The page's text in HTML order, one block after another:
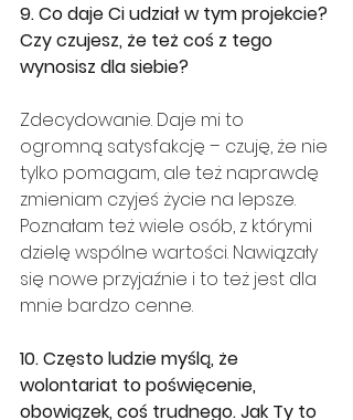
9. Co daje Ci udział w tym projekcie?
Czy czujesz, że też coś z tego
wynosisz dla siebie?
Zdecydowanie. Daje mi to
ogromną satysfakcję – czuję, że nie
tylko pomagam, ale też naprawdę
zmieniam czyjeś życie na lepsze.
Poznałam też wiele osób, z którymi
dzielę wspólne wartości. Nawiązały
się nowe przyjaźnie i to też jest dla
mnie bardzo cenne.
10. Często ludzie myślą, że
wolontariat to poświęcenie,
obowiązek, coś trudnego. Jak Ty to